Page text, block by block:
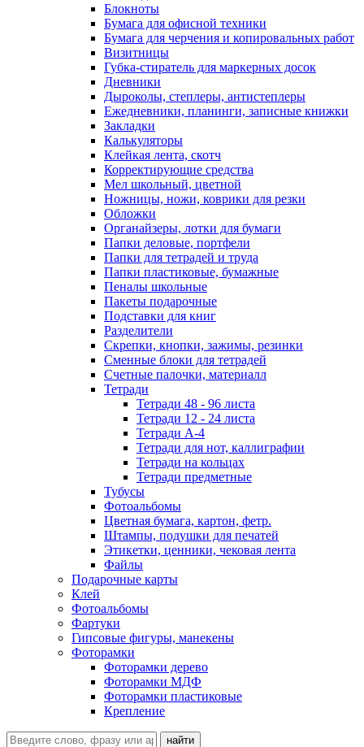
Блокноты
Бумага для офисной техники
Бумага для черчения и копировальных работ
Визитницы
Губка-стиратель для маркерных досок
Дневники
Дыроколы, степлеры, антистеплеры
Ежедневники, планинги, записные книжки
Закладки
Калькуляторы
Клейкая лента, скотч
Корректирующие средства
Мел школьный, цветной
Ножницы, ножи, коврики для резки
Обложки
Органайзеры, лотки для бумаги
Папки деловые, портфели
Папки для тетрадей и труда
Папки пластиковые, бумажные
Пеналы школьные
Пакеты подарочные
Подставки для книг
Разделители
Скрепки, кнопки, зажимы, резинки
Сменные блоки для тетрадей
Счетные палочки, материалл
Тетради
Тетради 48 - 96 листа
Тетради 12 - 24 листа
Тетради А-4
Тетради для нот, каллиграфии
Тетради на кольцах
Тетради предметные
Тубусы
Фотоальбомы
Цветная бумага, картон, фетр.
Штампы, подушки для печатей
Этикетки, ценники, чековая лента
Файлы
Подарочные карты
Клей
Фотоальбомы
Фартуки
Гипсовые фигуры, манекены
Фоторамки
Фоторамки дерево
Фоторамки МДФ
Фоторамки пластиковые
Крепление
найти